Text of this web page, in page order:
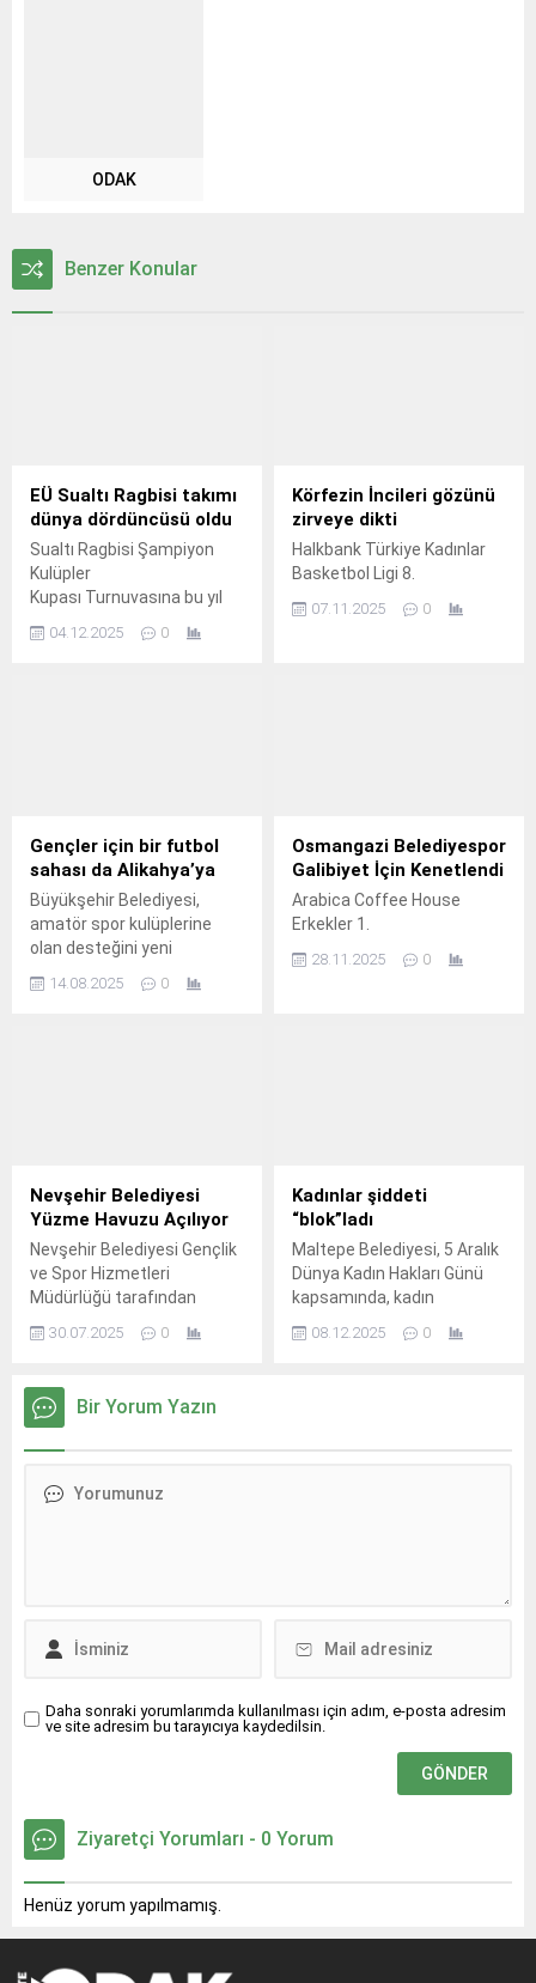
ODAK
Benzer Konular
EÜ Sualtı Ragbisi takımı
dünya dördüncüsü oldu
Sualtı Ragbisi Şampiyon
Kulüpler
Kupası Turnuvasına bu yıl
sahipliği yaptı.
04.12.2025 0
Körfezin İncileri gözünü
zirveye dikti
Halkbank Türkiye Kadınlar
Basketbol Ligi 8.
07.11.2025 0
Gençler için bir futbol
sahası da Alikahya’ya
Büyükşehir Belediyesi,
amatör spor kulüplerine
olan desteğini yeni
14.08.2025 0
Osmangazi Belediyespor
Galibiyet İçin Kenetlendi
Arabica Coffee House
Erkekler 1.
28.11.2025 0
Nevşehir Belediyesi
Yüzme Havuzu Açılıyor
Nevşehir Belediyesi Gençlik
ve Spor Hizmetleri
Müdürlüğü tarafından
oluşturulan Yüzme Havuzu
05 Ağustos 2025 Salı günü
30.07.2025 0
Kadınlar şiddeti
“blok”ladı
Maltepe Belediyesi, 5 Aralık
Dünya Kadın Hakları Günü
kapsamında, kadın
haklarına dikkat çekmek için
voleybol turnuvası
08.12.2025 0
Bir Yorum Yazın
Daha sonraki yorumlarımda kullanılması için adım, e-posta adresim
ve site adresim bu tarayıcıya kaydedilsin.
Ziyaretçi Yorumları - 0 Yorum
Henüz yorum yapılmamış.